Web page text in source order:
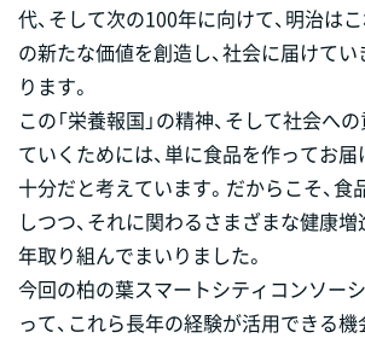
代、そして次の100年に向けて、明治は
の新たな価値を創造し、社会に届けて
ります。
この「栄養報国」の精神、そして社会へ
ていくためには、単に食品を作ってお
十分だと考えています。だからこそ、食
しつつ、それに関わるさまざまな健康
年取り組んでまいりました。
今回の柏の葉スマートシティコンソー
って、これら長年の経験が活用できる